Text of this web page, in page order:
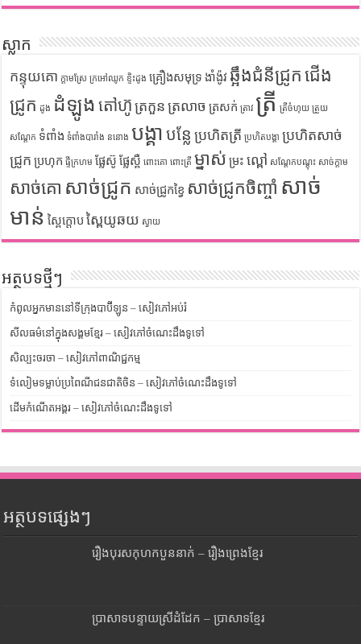
ស្លាក
កន្ទុយគោ ក្តាមស្រែ ក្រអៅឈូក ខ្ទិះដូង គ្រឿងសមុទ្រ ងាំង៉ូវ ឆ្អឹងជំនីជ្រូក ជើង
ជ្រូក ដូង ដំឡូង តៅហ៊ូ ត្រកួន ត្រលាច ត្រសក់ ត្រាវ ត្រី ត្រីចំហុយ ត្រួយ
សណ្តែក ទំពាំង ទំពាំងបារាំង ននោង បង្គា បន្លែ ប្រហិតត្រី ប្រហិតបង្គា ប្រហិតសាច់
ជ្រូក ប្រហុក ផ្ទីក្រហម ផ្លែស៊ូ ផ្លែស្ពឺ ពោះគោ ពោះត្រី ម្នាស់ ម្រះ ល្ពៅ សណ្តែកបណ្តុះ សាច់ក្តាម
សាច់គោ សាច់ជ្រូក សាច់ជ្រូកខ្វៃ សាច់ជ្រូកចិញ្ចាំ សាច់
មាន់ ស្ពៃក្តោប ស្ពៃយូឆយ ស្វាយ
អត្ថបទថ្មីៗ
កំពូលអ្នកមាននៅទីក្រុងបាប៊ីឡូន – សៀវភៅអប់រំ
សីលធម៌នៅក្នុងសង្គមខ្មែរ – សៀវភៅចំណេះដឹងទូទៅ
សិល្បះចរចា – សៀវភៅពាណិជ្ជកម្ម
ទំលៀមទម្លាប់ប្រពៃណីជនជាតិចិន – សៀវភៅចំណេះដឹងទូទៅ
ដើមកំណើតអង្គរ – សៀវភៅចំណេះដឹងទូទៅ
អត្ថបទផ្សេងៗ
រឿងបុរសកុហកបួននាក់ – រឿងព្រេងខ្មែរ
ប្រាសាទបន្ទាយស្រីដំដែក – ប្រាសាទខ្មែរ